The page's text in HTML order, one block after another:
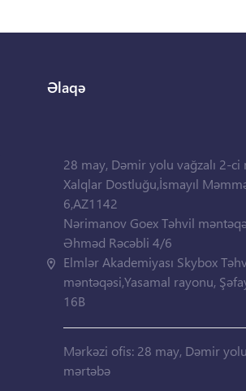
Əlaqə
28 may, Dəmir yolu vağzalı 2-
Xalqlar Dostluğu,İsmayıl
6,AZ1142
Nərimanov Goex Təhvil
Əhməd Rəcəbli 4/6
Elmlər Akademiyası Skybox
məntəqəsi,Yasamal rayonu,
16B
Mərkəzi ofis: 28 may, Dəmir
mərtəbə